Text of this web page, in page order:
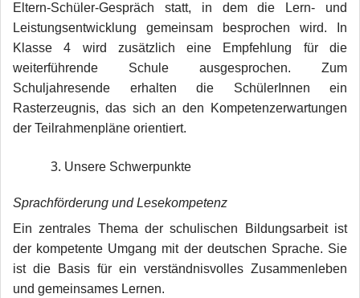
Eltern-Schüler-Gespräch statt, in dem die Lern- und
Leistungsentwicklung gemeinsam besprochen wird. In
Klasse 4 wird zusätzlich eine Empfehlung für die
weiterführende Schule ausgesprochen. Zum
Schuljahresende erhalten die SchülerInnen ein
Rasterzeugnis, das sich an den Kompetenzerwartungen
der Teilrahmenpläne orientiert.
Unsere Schwerpunkte
Sprachförderung und Lesekompetenz
Ein zentrales Thema der schulischen Bildungsarbeit ist
der kompetente Umgang mit der deutschen Sprache. Sie
ist die Basis für ein verständnisvolles Zusammenleben
und gemeinsames Lernen.